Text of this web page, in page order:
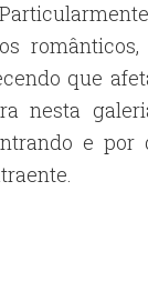
que
nesta
e